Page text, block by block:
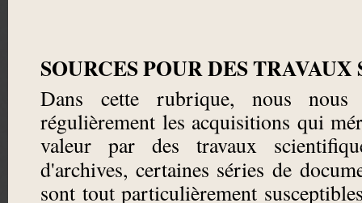
SOURCES POUR DES
Dans cette rubrique, nous nous
régulièrement les acquisitions qui
valeur par des travaux
d'archives, certaines séries de
sont tout particulièrement